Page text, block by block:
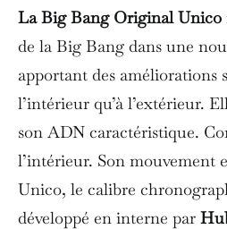
La Big Bang Original Unico
de la Big Bang dans une
apportant des améliorations
l’intérieur qu’à l’extérieur.
son ADN caractéristique.
l’intérieur. Son mouvement
Unico, le calibre
développé en interne par